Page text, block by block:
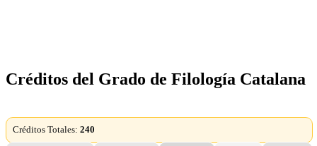
Créditos del Grado de Filología Catalana
Créditos Totales: 240